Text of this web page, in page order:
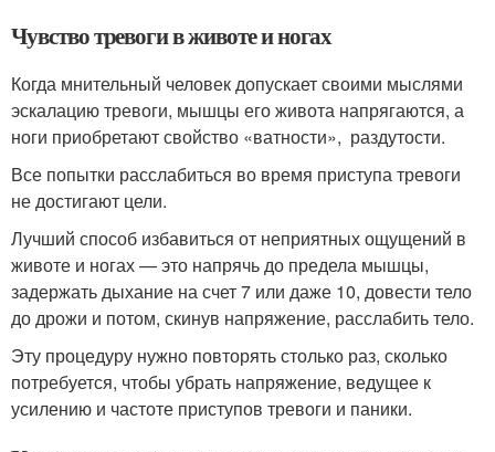
Чувство тревоги в животе и ногах
Когда мнительный человек допускает своими мыслями
эскалацию тревоги, мышцы его живота напрягаются, а
ноги приобретают свойство «ватности», раздутости.
Все попытки расслабиться во время приступа тревоги
не достигают цели.
Лучший способ избавиться от неприятных ощущений в
животе и ногах — это напрячь до предела мышцы,
задержать дыхание на счет 7 или даже 10, довести тело
до дрожи и потом, скинув напряжение, расслабить тело.
Эту процедуру нужно повторять столько раз, сколько
потребуется, чтобы убрать напряжение, ведущее к
усилению и частоте приступов тревоги и паники.